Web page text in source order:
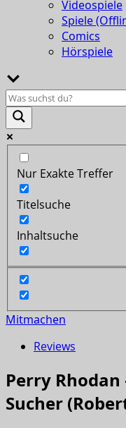
Videospiele
Spiele
Comics
Hörspiele
Nur Exakte Treffer
Titelsuche
Inhaltsuche
Mitmachen
Reviews
Perry Rhodan
Sucher